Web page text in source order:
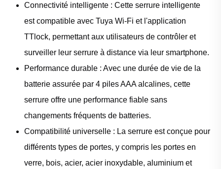
Connectivité intelligente : Cette serrure intelligente
est compatible avec Tuya Wi-Fi et l'application
TTlock, permettant aux utilisateurs de contrôler et
surveiller leur serrure à distance via leur smartphone.
Performance durable : Avec une durée de vie de la
batterie assurée par 4 piles AAA alcalines, cette
serrure offre une performance fiable sans
changements fréquents de batteries.
Compatibilité universelle : La serrure est conçue pour
différents types de portes, y compris les portes en
verre, bois, acier, acier inoxydable, aluminium et